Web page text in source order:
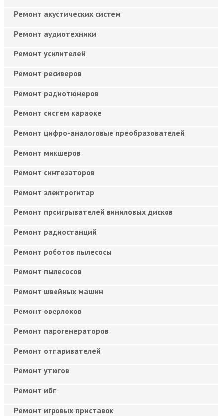
Ремонт акустических систем
Ремонт аудиотехники
Ремонт усилителей
Ремонт ресиверов
Ремонт радиотюнеров
Ремонт систем караоке
Ремонт цифро-аналоговые преобразователей
Ремонт микшеров
Ремонт синтезаторов
Ремонт электрогитар
Ремонт проигрывателей виниловых дисков
Ремонт радиостанций
Ремонт роботов пылесосы
Ремонт пылесосов
Ремонт швейных машин
Ремонт оверлоков
Ремонт парогенераторов
Ремонт отпаривателей
Ремонт утюгов
Ремонт ибп
Ремонт игровых приставок